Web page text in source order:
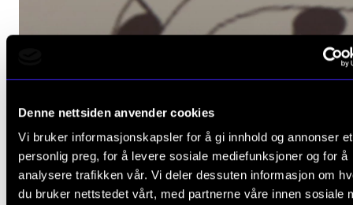
Denne nettsiden anvender cookies
Vi bruker informasjonskapsler for å gi innhold og annonser et
personlig preg, for å levere sosiale mediefunksjoner og for å
analysere trafikken vår. Vi deler dessuten informasjon om
du bruker nettstedet vårt, med partnerne våre innen sosiale